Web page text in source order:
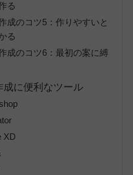
る
成のコツ5：作りやすいと
る
成のコツ6：最初の案に縛
成に便利なツール
XD